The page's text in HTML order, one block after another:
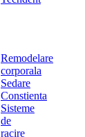
Remodelare
corporala
Sedare
Constienta
Sisteme
de
racire